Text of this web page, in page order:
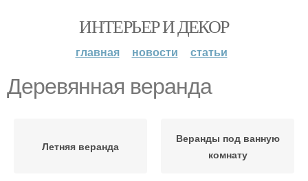
ИНТЕРЬЕР И ДЕКОР
главная новости статьи
Деревянная веранда
Летняя веранда
Веранды под ванную
комнату